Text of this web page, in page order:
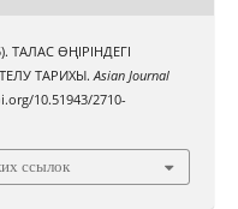
ТАЛАС ӨҢІРІНДЕГІ
ТАРИХЫ.Asian Journal
10.51943/2710-
ссылок